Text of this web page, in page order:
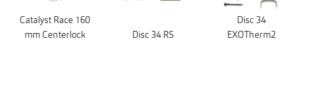
Catalyst Race 160
mm Centerlock
Disc 34 RS
Disc 34
EXOTherm2